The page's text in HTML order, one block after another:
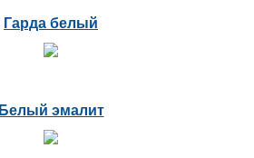
Гарда белый
Белый эмалит